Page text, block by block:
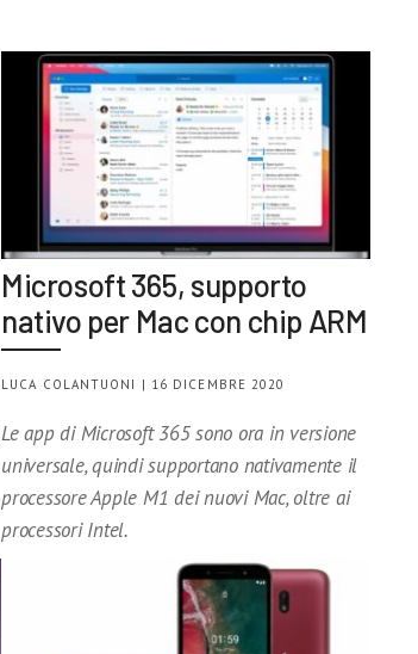
Microsoft 365, supporto
nativo per Mac con chip ARM
LUCA COLANTUONI | 16 DICEMBRE 2020
Le app di Microsoft 365 sono ora in versione
universale, quindi supportano nativamente il
processore Apple M1 dei nuovi Mac, oltre ai
processori Intel.